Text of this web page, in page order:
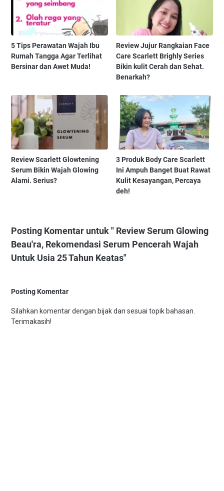
5 Tips Perawatan Wajah Ibu
Rumah Tangga Agar Terlihat
Bersinar dan Awet Muda!
Review Jujur Rangkaian Face
Care Scarlett Brighly Series
Bikin kulit Cerah dan Sehat.
Benarkah?
Review Scarlett Glowtening
Serum Bikin Wajah Glowing
Alami. Serius?
3 Produk Body Care Scarlett
Ini Ampuh Banget Buat Rawat
Kulit Kesayangan, Percaya
deh!
Posting Komentar untuk " Review Serum Glowing
Beau'ra, Rekomendasi Serum Pencerah Wajah
Untuk Usia 25 Tahun Keatas"
Posting Komentar
Silahkan komentar dengan bijak dan sesuai topik bahasan.
Terimakasih!